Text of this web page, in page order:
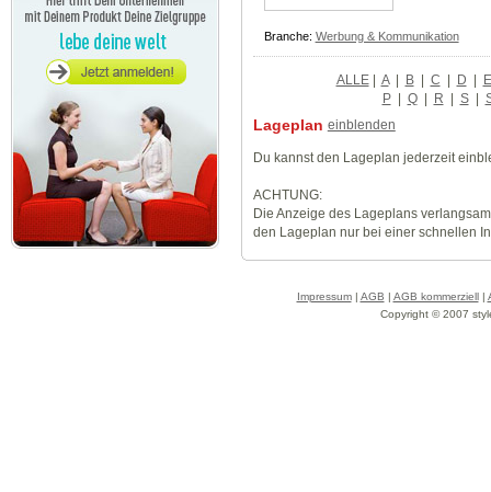
Branche: Werbung & Kommunikation
ALLE| A | B | C | D | E
P | Q | R | S |
Lageplan einblenden
Du kannst den Lageplan jederzeit
ACHTUNG:
Die Anzeige des Lageplans
den Lageplan nur bei einer schnellen
Impressum| AGB | AGB kommerziell|
Copyright © 2007